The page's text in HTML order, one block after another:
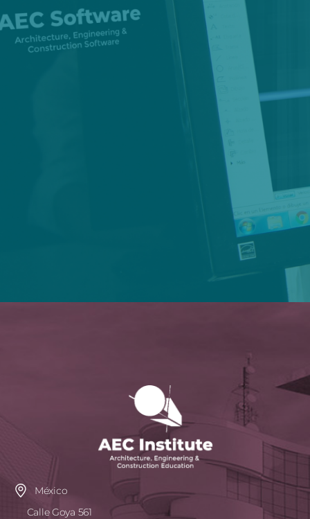
México
Calle Goya 561